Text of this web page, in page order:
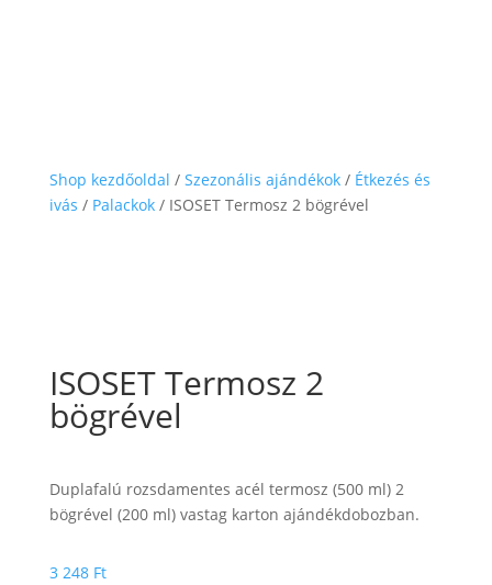
Shop kezdőoldal / Szezonális ajándékok/ Étkezés és
ivás / Palackok/ ISOSET Termosz 2 bögrével
ISOSET Termosz 2
bögrével
Duplafalú rozsdamentes acél termosz (500 ml) 2
bögrével (200 ml) vastag karton ajándékdobozban.
3 248 Ft